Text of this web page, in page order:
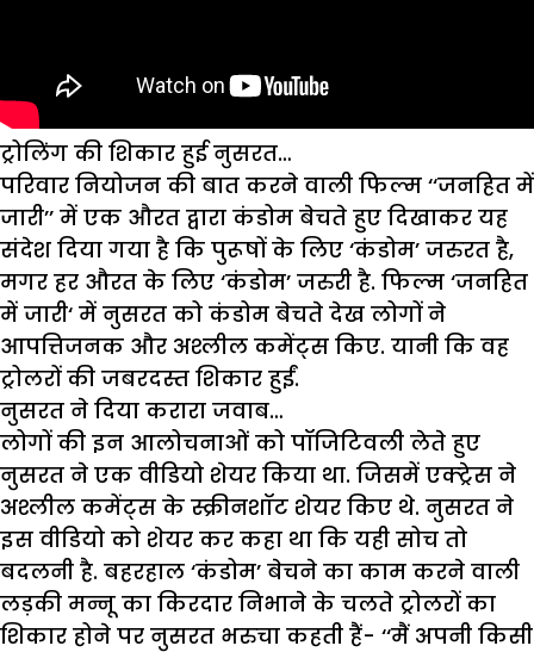
ट्रोलिंग की शिकार हुई नुसरत…
परिवार नियोजन की बात करने वाली फिल्म ‘‘जनहित में
जारी’’ में एक औरत द्वारा कंडोम बेचते हुए दिखाकर यह
संदेश दिया गया है कि पुरूषों के लिए ‘कंडोम’ जरुरत है,
मगर हर औरत के लिए ‘कंडोम’ जरुरी है. फिल्म ‘जनहित
में जारी‘ में नुसरत को कंडोम बेचते देख लोगों ने
आपत्तिजनक और अश्लील कमेंट्स किए. यानी कि वह
ट्रोलरों की जबरदस्त शिकार हुईं.
नुसरत ने दिया करारा जवाब…
लोगों की इन आलोचनाओं को पॉजिटिवली लेते हुए
नुसरत ने एक वीडियो शेयर किया था. जिसमें एक्ट्रेस ने
अश्लील कमेंट्स के स्क्रीनशॉट शेयर किए थे. नुसरत ने
इस वीडियो को शेयर कर कहा था कि यही सोच तो
बदलनी है. बहरहाल ‘कंडोम’ बेचने का काम करने वाली
लड़की मन्नू का किरदार निभाने के चलते ट्रोलरों का
शिकार होने पर नुसरत भरुचा कहती हैं- ‘‘मैं अपनी किसी